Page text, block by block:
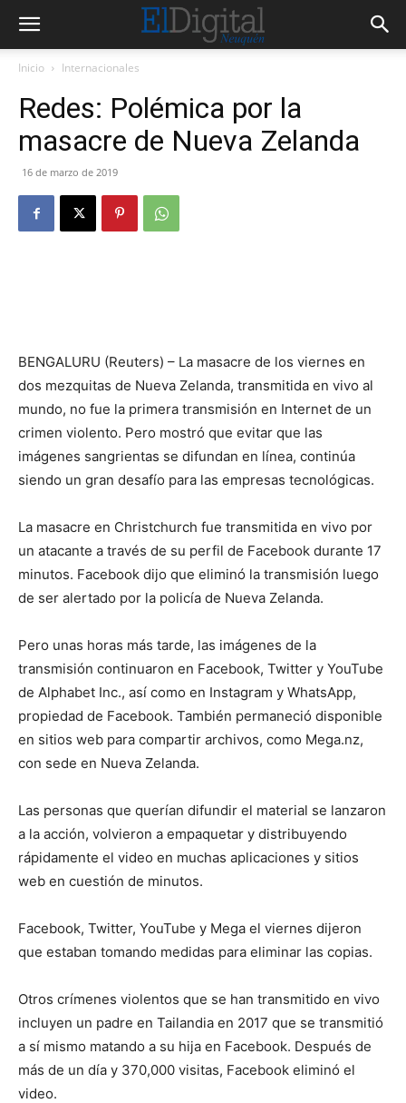
Inicio Internacionales
Redes: Polémica por la
masacre de Nueva Zelanda
16 de marzo de 2019
BENGALURU (Reuters) – La masacre de los viernes en
dos mezquitas de Nueva Zelanda, transmitida en vivo al
mundo, no fue la primera transmisión en Internet de un
crimen violento. Pero mostró que evitar que las
imágenes sangrientas se difundan en línea, continúa
siendo un gran desafío para las empresas tecnológicas.
La masacre en Christchurch fue transmitida en vivo por
un atacante a través de su perfil de Facebook durante 17
minutos. Facebook dijo que eliminó la transmisión luego
de ser alertado por la policía de Nueva Zelanda.
Pero unas horas más tarde, las imágenes de la
transmisión continuaron en Facebook, Twitter y YouTube
de Alphabet Inc., así como en Instagram y WhatsApp,
propiedad de Facebook. También permaneció disponible
en sitios web para compartir archivos, como Mega.nz,
con sede en Nueva Zelanda.
Las personas que querían difundir el material se lanzaron
a la acción, volvieron a empaquetar y distribuyendo
rápidamente el video en muchas aplicaciones y sitios
web en cuestión de minutos.
Facebook, Twitter, YouTube y Mega el viernes dijeron
que estaban tomando medidas para eliminar las copias.
Otros crímenes violentos que se han transmitido en vivo
incluyen un padre en Tailandia en 2017 que se transmitió
a sí mismo matando a su hija en Facebook. Después de
más de un día y 370,000 visitas, Facebook eliminó el
video.